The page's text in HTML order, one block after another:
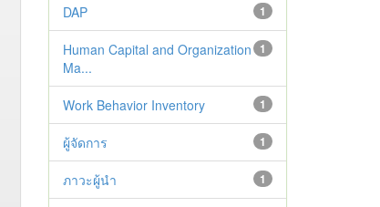
1
DAP
1
Human Capital and Organization
Ma...
1
Work Behavior Inventory
1
ผู้จัดการ
1
ภาวะผู้นำ